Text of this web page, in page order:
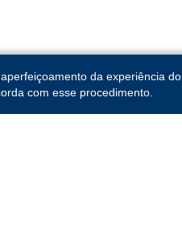
da experiência do
com esse procedimento.